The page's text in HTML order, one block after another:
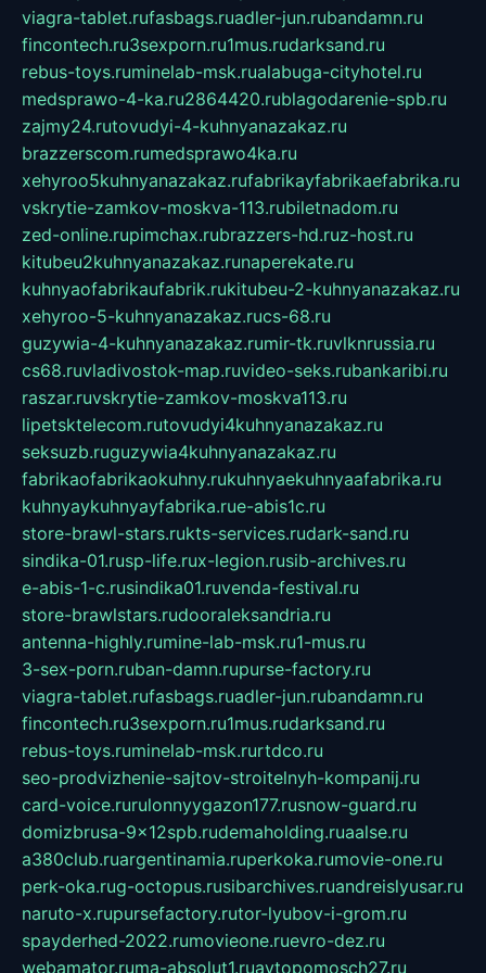
viagra-tablet.rufasbags.ruadler-jun.rubandamn.ru
fincontech.ru3sexporn.ru1mus.rudarksand.ru
rebus-toys.ruminelab-msk.rualabuga-cityhotel.ru
medsprawo-4-ka.ru2864420.rublagodarenie-spb.ru
zajmy24.rutovudyi-4-kuhnyanazakaz.ru
brazzerscom.rumedsprawo4ka.ru
xehyroo5kuhnyanazakaz.rufabrikayfabrikaefabrika.ru
vskrytie-zamkov-moskva-113.rubiletnadom.ru
zed-online.rupimchax.rubrazzers-hd.ruz-host.ru
kitubeu2kuhnyanazakaz.runaperekate.ru
kuhnyaofabrikaufabrik.rukitubeu-2-kuhnyanazakaz.ru
xehyroo-5-kuhnyanazakaz.rucs-68.ru
guzywia-4-kuhnyanazakaz.rumir-tk.ruvlknrussia.ru
cs68.ruvladivostok-map.ruvideo-seks.rubankaribi.ru
raszar.ruvskrytie-zamkov-moskva113.ru
lipetsktelecom.rutovudyi4kuhnyanazakaz.ru
seksuzb.ruguzywia4kuhnyanazakaz.ru
fabrikaofabrikaokuhny.rukuhnyaekuhnyaafabrika.ru
kuhnyaykuhnyayfabrika.rue-abis1c.ru
store-brawl-stars.rukts-services.rudark-sand.ru
sindika-01.rusp-life.rux-legion.rusib-archives.ru
e-abis-1-c.rusindika01.ruvenda-festival.ru
store-brawlstars.rudooraleksandria.ru
antenna-highly.rumine-lab-msk.ru1-mus.ru
3-sex-porn.ruban-damn.rupurse-factory.ru
viagra-tablet.rufasbags.ruadler-jun.rubandamn.ru
fincontech.ru3sexporn.ru1mus.rudarksand.ru
rebus-toys.ruminelab-msk.rurtdco.ru
seo-prodvizhenie-sajtov-stroitelnyh-kompanij.ru
card-voice.rurulonnyygazon177.rusnow-guard.ru
domizbrusa-9x12spb.rudemaholding.ruaalse.ru
a380club.ruargentinamia.ruperkoka.rumovie-one.ru
perk-oka.rug-octopus.rusibarchives.ruandreislyusar.ru
naruto-x.rupursefactory.rutor-lyubov-i-grom.ru
spayderhed-2022.rumovieone.ruevro-dez.ru
webamator.ruma-absolut1.ruavtopomosch27.ru